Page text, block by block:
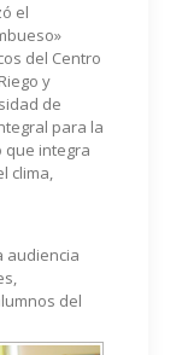
el
del Centro
y
de
para la
que integra
clima,
audiencia
del